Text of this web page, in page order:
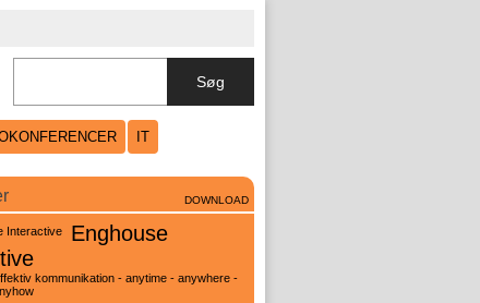
Søg
IT
DOWNLOAD
Enghouse
kommunikation - anytime - anywhere -